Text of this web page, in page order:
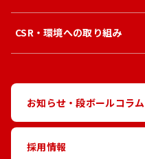
CSR・環境への取り組み
お知らせ・段ボールコラム
採用情報